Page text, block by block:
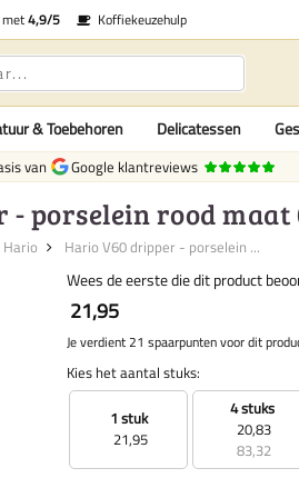
met4,9/5 Koffiekeuzehulp
& Toebehoren Delicatessen
van Google klantreviews
porselein rood maat
Hario Hario V60 dripper - porselein ...
Wees de eerste die dit product
21,95
Je verdient 21 spaarpunten voor dit
Kies het aantal stuks:
1 stuk
21,95
4 stuks
20,83
83,32